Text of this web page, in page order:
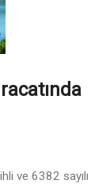
ve 6382 sayılı